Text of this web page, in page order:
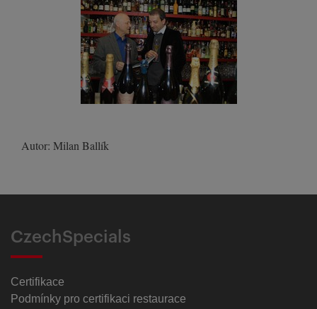
Autor: Milan Ballík
CzechSpecials
Certifikace
Podmínky pro certifikaci restaurace